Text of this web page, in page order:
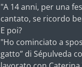
"A 14 anni, per una
cantato, se ricordo
E poi?
"Ho cominciato a
gatto” di Sépulveda